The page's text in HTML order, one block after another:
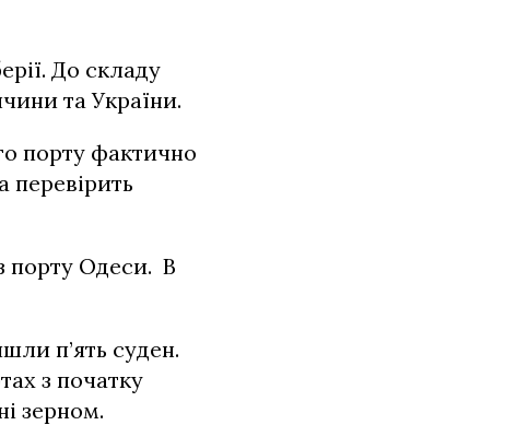
До складу
та України.
порту фактично
перевірить
порту Одеси. В
п’ять суден.
з початку
зерном.